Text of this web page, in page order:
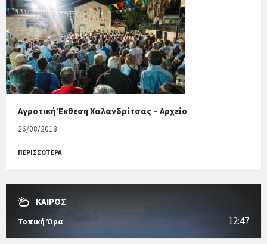
Αγροτική Έκθεση Χαλανδρίτσας – Αρχείο
26/08/2018
ΠΕΡΙΣΣΟΤΕΡΑ
ΚΑΙΡΟΣ
Τοπική Ώρα 12:47